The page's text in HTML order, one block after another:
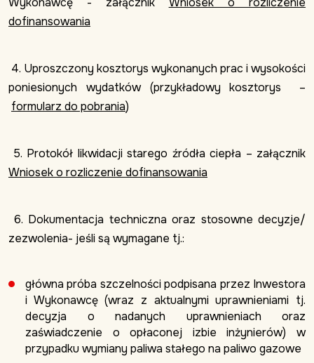
dofinansowania
4. Uproszczony kosztorys wykonanych prac i wysokości
poniesionych wydatków (przykładowy kosztorys –
formularz do pobrania)
5. Protokół likwidacji starego źródła ciepła – załącznik
Wniosek o rozliczenie dofinansowania
6. Dokumentacja techniczna oraz stosowne decyzje/
zezwolenia- jeśli są wymagane tj.:
główna próba szczelności podpisana przez Inwestora
i Wykonawcę (wraz z aktualnymi uprawnieniami tj.
decyzja o nadanych uprawnieniach oraz
zaświadczenie o opłaconej izbie inżynierów) w
przypadku wymiany paliwa stałego na paliwo gazowe